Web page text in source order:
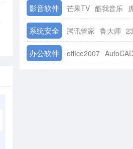
影音软件 芒果TV 酷我音乐
系统安全 腾讯管家 鲁大师
办公软件 office2007